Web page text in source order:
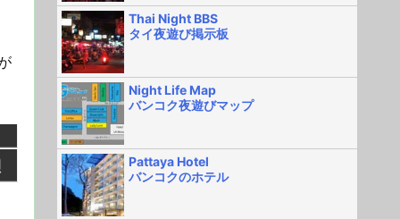
Thai Night BBS
タイ夜遊び掲示板
Night Life Map
バンコク夜遊びマップ
Pattaya Hotel
バンコクのホテル